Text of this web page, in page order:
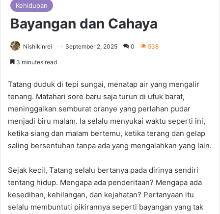
Kehidupan
Bayangan dan Cahaya
Nishikinrei September 2, 2025 0 538
3 minutes read
Tatang duduk di tepi sungai, menatap air yang mengalir
tenang. Matahari sore baru saja turun di ufuk barat,
meninggalkan semburat oranye yang perlahan pudar
menjadi biru malam. Ia selalu menyukai waktu seperti ini,
ketika siang dan malam bertemu, ketika terang dan gelap
saling bersentuhan tanpa ada yang mengalahkan yang lain.
Sejak kecil, Tatang selalu bertanya pada dirinya sendiri
tentang hidup. Mengapa ada penderitaan? Mengapa ada
kesedihan, kehilangan, dan kejahatan? Pertanyaan itu
selalu membuntuti pikirannya seperti bayangan yang tak